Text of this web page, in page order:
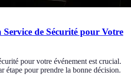
de Sécurité pour Votre
pour votre événement est crucial.
étape pour prendre la bonne décision.